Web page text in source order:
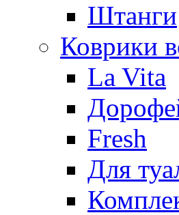
Штанги
Коврики
La Vita
Fresh
Для